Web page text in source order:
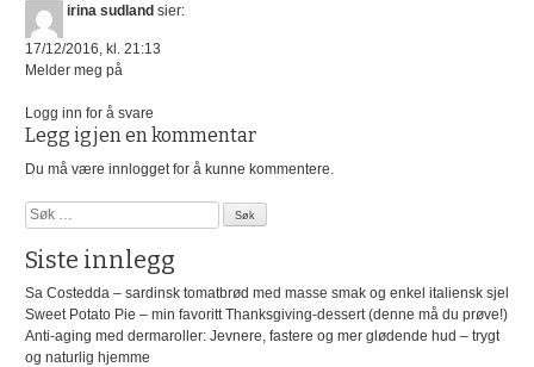
irina sudland sier:
17/12/2016, kl. 21:13
Melder meg på
Logg inn for å svare
Legg igjen en kommentar
Du må være innloggetfor å kunne kommentere.
Søk
etter:
Siste innlegg
Sa Costedda – sardinsk tomatbrød med masse smak og enkel italiensk sjel
Sweet Potato Pie – min favoritt Thanksgiving-dessert (denne må du prøve!)
Anti-aging med dermaroller: Jevnere, fastere og mer glødende hud – trygt
og naturlig hjemme